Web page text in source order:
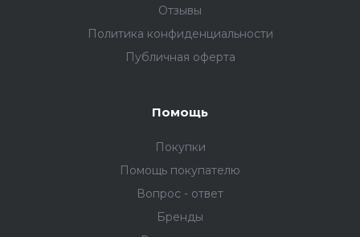
Отзывы
Политика конфиденциальности
Публичная оферта
Помощь
Покупки
Помощь покупателю
Вопрос - ответ
Бренды